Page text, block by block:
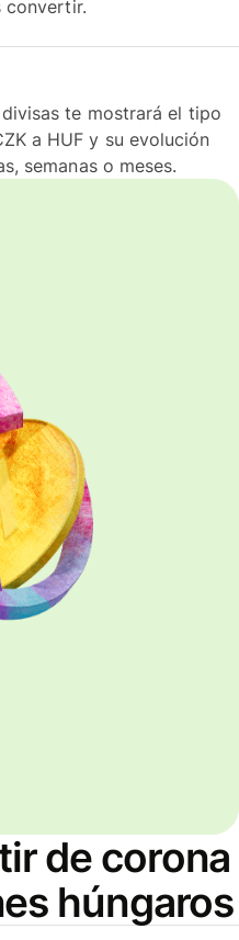
convertir.
te mostrará el tipo
a HUF y su evolución
semanas o meses.
de corona
húngaros